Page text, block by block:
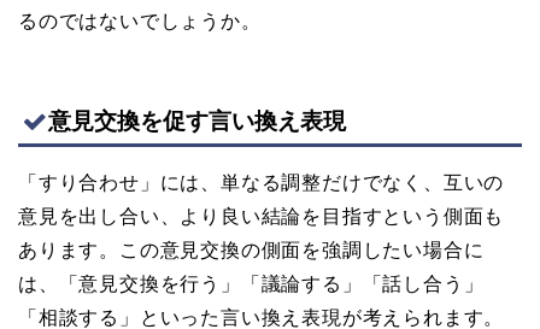
るのではないでしょうか。
意見交換を促す言い換え表現
「すり合わせ」には、単なる調整だけでなく、互いの
意見を出し合い、より良い結論を目指すという側面も
あります。この意見交換の側面を強調したい場合に
は、「意見交換を行う」「議論する」「話し合う」
「相談する」といった言い換え表現が考えられます。